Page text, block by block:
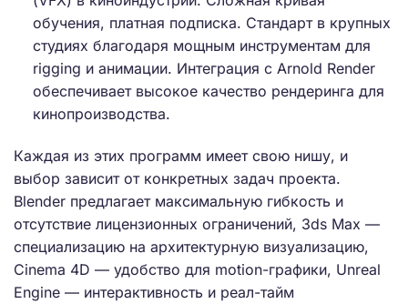
обучения, платная подписка. Стандарт в крупных
студиях благодаря мощным инструментам для
rigging и анимации. Интеграция с Arnold Render
обеспечивает высокое качество рендеринга для
кинопроизводства.
Каждая из этих программ имеет свою нишу, и
выбор зависит от конкретных задач проекта.
Blender предлагает максимальную гибкость и
отсутствие лицензионных ограничений, 3ds Max —
специализацию на архитектурную визуализацию,
Cinema 4D — удобство для motion-графики, Unreal
Engine — интерактивность и реал-тайм